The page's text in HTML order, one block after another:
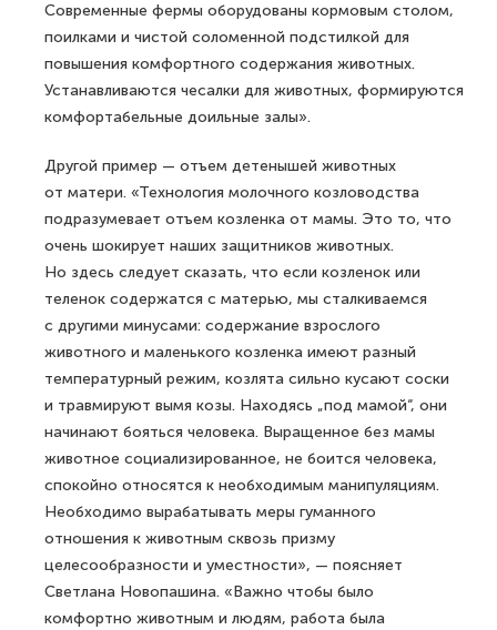
Современные фермы оборудованы кормовым столом,
поилками и чистой соломенной подстилкой для
повышения комфортного содержания животных.
Устанавливаются чесалки для животных, формируются
комфортабельные доильные залы».
Другой пример — отъем детенышей животных
от матери. «Технология молочного козловодства
подразумевает отъем козленка от мамы. Это то, что
очень шокирует наших защитников животных.
Но здесь следует сказать, что если козленок или
теленок содержатся с матерью, мы сталкиваемся
с другими минусами: содержание взрослого
животного и маленького козленка имеют разный
температурный режим, козлята сильно кусают соски
и травмируют вымя козы. Находясь „под мамой“, они
начинают бояться человека. Выращенное без мамы
животное социализированное, не боится человека,
спокойно относятся к необходимым манипуляциям.
Необходимо вырабатывать меры гуманного
отношения к животным сквозь призму
целесообразности и уместности», — поясняет
Светлана Новопашина. «Важно чтобы было
комфортно животным и людям, работа была